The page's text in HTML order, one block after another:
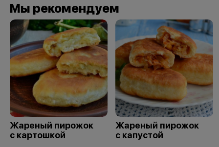
Мы рекомендуем
Жареный пирожок
с картошкой
Жареный пирожок
с капустой